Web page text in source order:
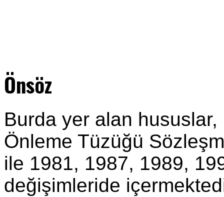
Önsöz
Burda yer alan hususlar,
Önleme Tüzüğü
ile 1981, 1987, 1989,
değişimleride